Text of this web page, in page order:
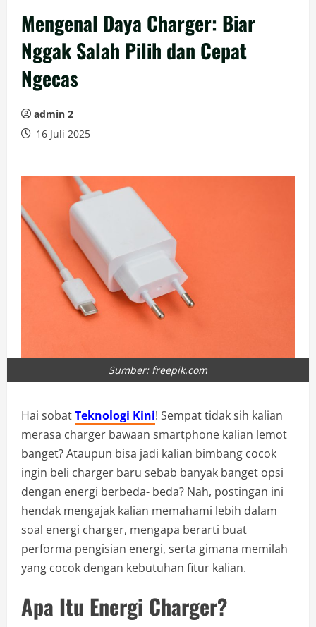
Mengenal Daya Charger: Biar
Nggak Salah Pilih dan Cepat
Ngecas
admin 2
16 Juli 2025
Sumber: freepik.com
Hai sobatTeknologi Kini! Sempat tidak sih kalian
merasa charger bawaan smartphone kalian lemot
banget? Ataupun bisa jadi kalian bimbang cocok
ingin beli charger baru sebab banyak banget opsi
dengan energi berbeda- beda? Nah, postingan ini
hendak mengajak kalian memahami lebih dalam
soal energi charger, mengapa berarti buat
performa pengisian energi, serta gimana memilah
yang cocok dengan kebutuhan fitur kalian.
Apa Itu Energi Charger?